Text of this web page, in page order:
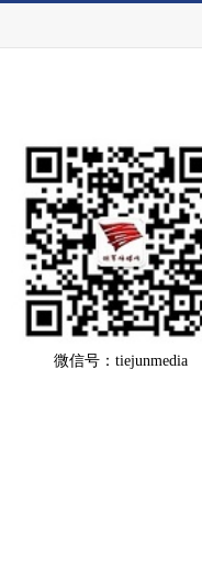
微信号：tiejunmedia